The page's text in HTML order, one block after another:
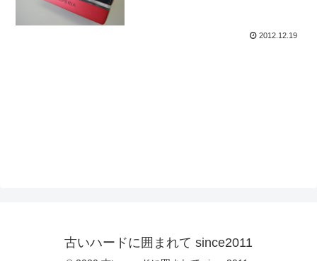
2012.12.19
古いハードに囲まれて since2011